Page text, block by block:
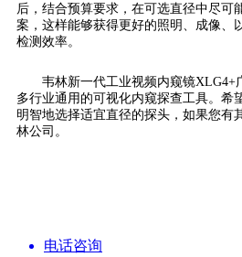
后，结合预算要求，在可选直径中尽可
案，这样能够获得更好的照明、成像、
检测效率。
韦林新一代工业视频内窥镜XLG4+
多行业通用的可视化内窥探查工具。希
明智地选择适宜直径的探头，如果您有
林公司。
电话咨询